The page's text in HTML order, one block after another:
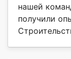
нашей
получили